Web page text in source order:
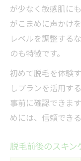
が少なく敏感肌に
がこまめに声かけ
レベルを調整する
のも特徴です。
初めて脱毛を体験
しプランを活用す
事前に確認できま
めには、信頼でき
脱毛前後のスキン